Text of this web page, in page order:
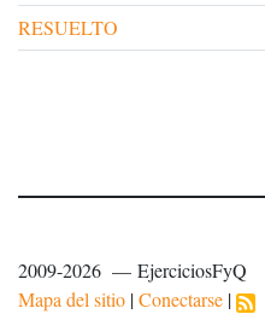
RESUELTO
2009-2026 — EjerciciosFyQ
Mapa del sitio |Conectarse |